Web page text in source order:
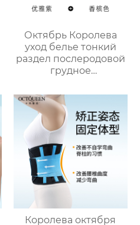
Октябрь Королева
уход белье тонкий
раздел послеродовой
грудное
грудное
вскармливание
специальные анти-
обвисание собрал
собрать тиски груди
материнства
беременности
бюстгальтер
Королева октября